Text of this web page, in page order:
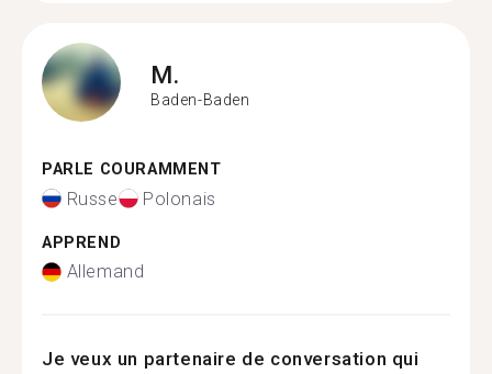
M.
Baden-Baden
PARLE COURAMMENT
Russe Polonais
APPREND
Allemand
Je veux un partenaire de conversation qui